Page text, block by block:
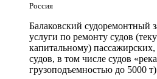
Россия
Балаковский судоремонтный
услуги по ремонту судов
капитальному)
судов, в том числе судов
грузоподъемностью до 5000